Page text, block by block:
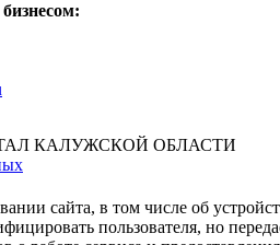
КАЛУЖСКОЙ ОБЛАСТИ
сайта, в том числе об
пользователя, но